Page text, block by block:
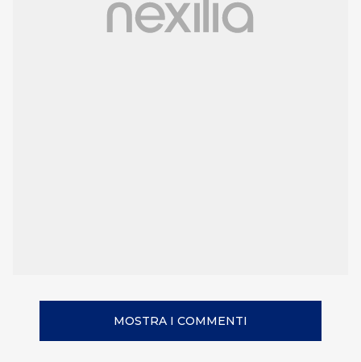
MOSTRA I COMMENTI